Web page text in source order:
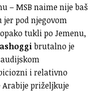
– MSB naime nije baš
pod njegovom
tukli po Jemenu,
brutalno je
i relativno
Arabije priželjkuje